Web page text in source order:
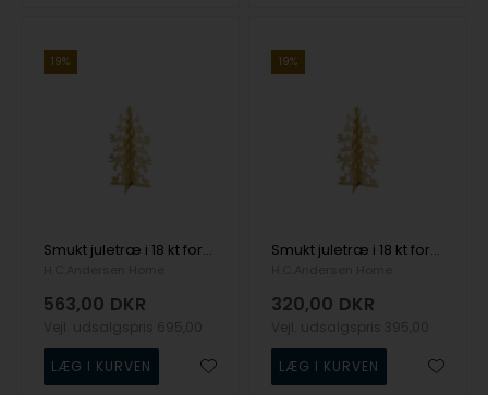
19%
Smukt juletræ i 18 kt forgyldt messing, Str. L
563,00 DKR
19%
Smukt juletræ i 18 kt forgyldt messing, Str. M
320,00 DKR